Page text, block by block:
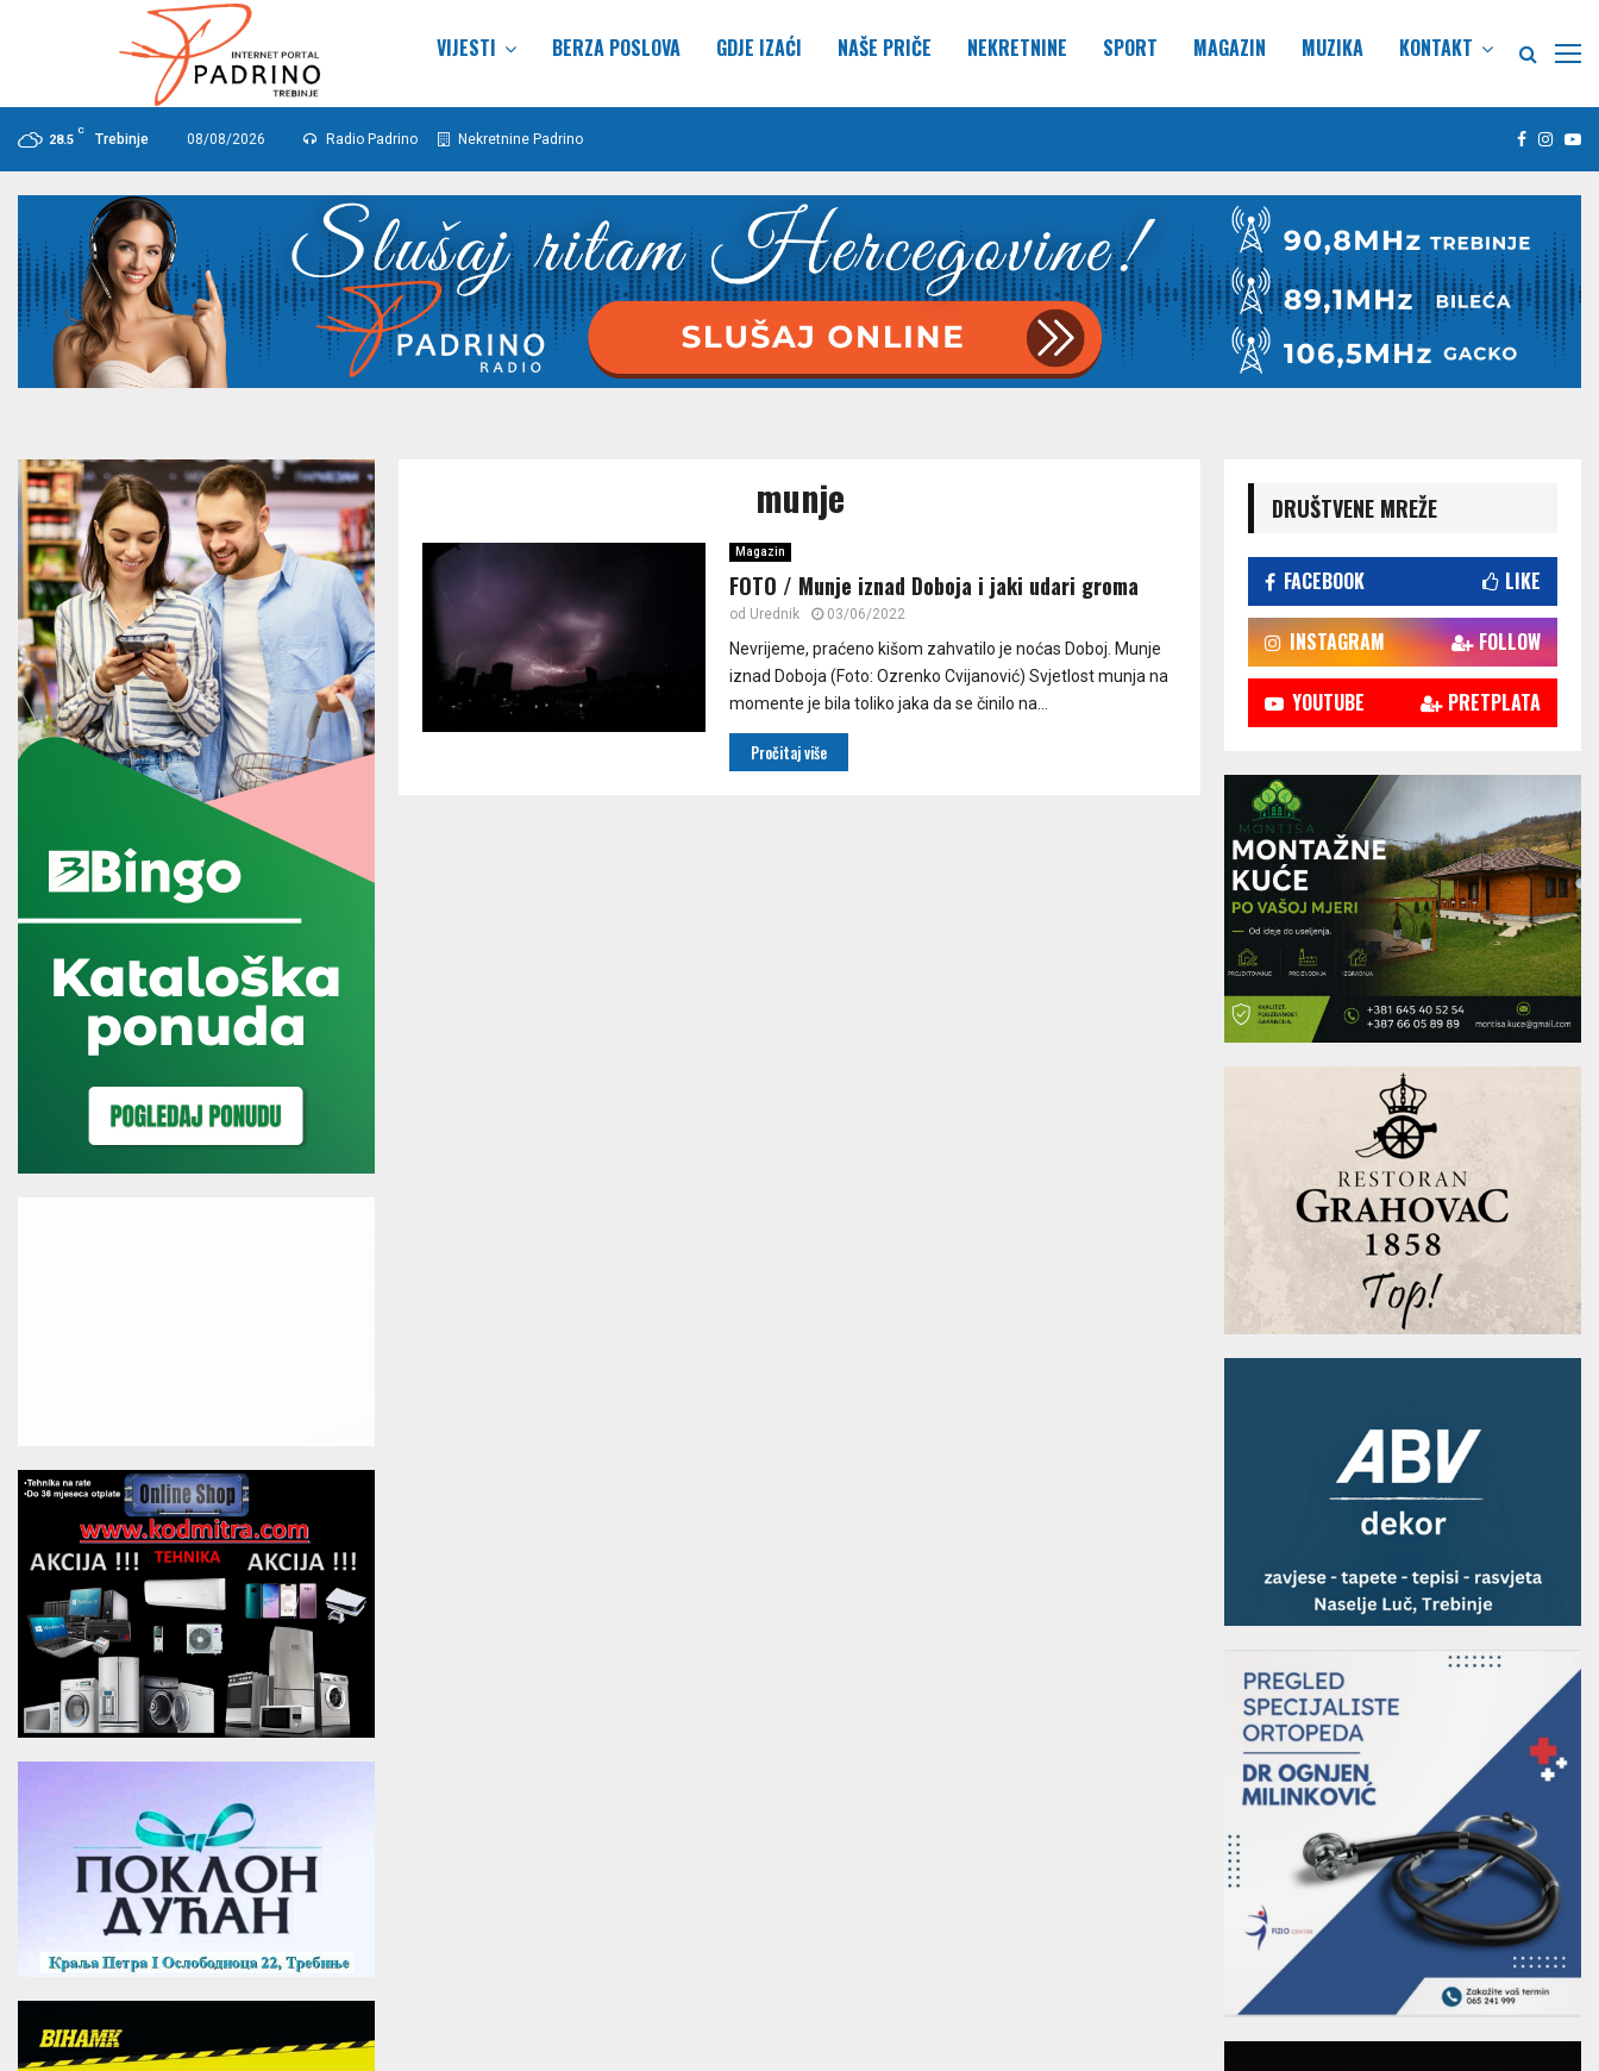
VIJESTI BERZA POSLOVA GDJE IZAĆI NAŠE PRIČE NEKRETNINE SPORT MAGAZIN MUZIKA KONTAKT
28.5
C
Trebinje 08/08/2026 Radio Padrino Nekretnine Padrino Facebook
munje
Magazin
FOTO / Munje iznad Doboja i jaki udari groma
od Urednik 03/06/2022
Nevrijeme, praćeno kišom zahvatilo je noćas Doboj. Munje
iznad Doboja (Foto: Ozrenko Cvijanović) Svjetlost munja na
momente je bila toliko jaka da se činilo na...
Pročitaj više
DRUŠTVENE MREŽE
FACEBOOK LIKE
INSTAGRAM FOLLOW
YOUTUBE PRETPLATA